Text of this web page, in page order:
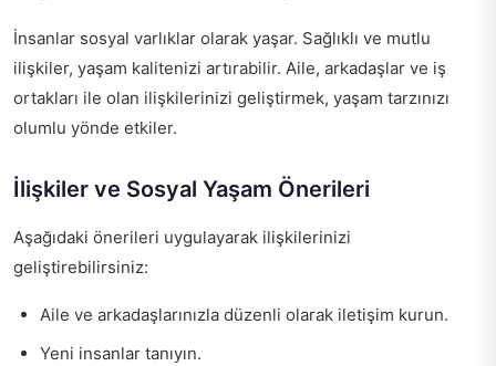
İnsanlar sosyal varlıklar olarak yaşar. Sağlıklı ve mutlu
ilişkiler, yaşam kalitenizi artırabilir. Aile, arkadaşlar ve iş
ortakları ile olan ilişkilerinizi geliştirmek, yaşam tarzınızı
olumlu yönde etkiler.
İlişkiler ve Sosyal Yaşam Önerileri
Aşağıdaki önerileri uygulayarak ilişkilerinizi
geliştirebilirsiniz:
Aile ve arkadaşlarınızla düzenli olarak iletişim kurun.
Yeni insanlar tanıyın.